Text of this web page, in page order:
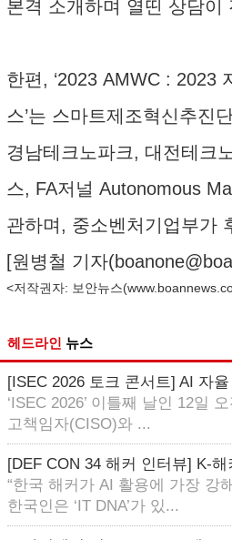
본격 소개하며 열띤 상담이
한편, ‘2023 AMWC : 2023
스’는 스마트제조혁신추진
경남테크노파크, 대전테크
스, FA저널 Autonomous
관하며, 중소벤처기업부가
[원병철 기자(
<저작권자: 보안뉴스(
헤드라인 뉴스
[ISEC 2026 토크 콘서트] AI 자
‘ISEC 2026’ 이틀째 날인 12일
고책임자(CISO)와 ...
[DEF CON 34 해커 인터뷰] K-
“한국 해커가 AI 활용에 가장 강
한국인은 ‘IT DNA’가 있...